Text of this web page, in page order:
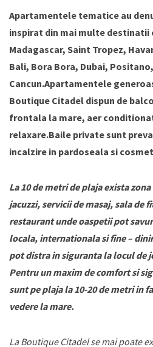
Apartamentele tematice au
inspirat din mai multe destinatii
Madagascar, Saint Tropez,
Bali, Bora Bora, Dubai,
Cancun.Apartamentele
Boutique Citadel dispun de
frontala la mare, aer
relaxare.Baile private sunt
incalzire in pardoseala si
La 10 de metri de plaja exista
jacuzzi, servicii de masaj, sala de
restaurant unde oaspetii pot
locala, internationala si fine –
pot distra in siguranta la locul de
Pentru un maxim de comfort si
sunt pe plaja la 10-20 de metri in
vedere la mare.
La Boutique Citadel se mai poate